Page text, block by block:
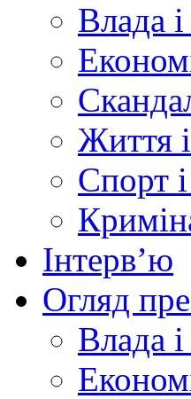
Влада
Життя
Спорт
Інтерв’ю
Огляд
Влада